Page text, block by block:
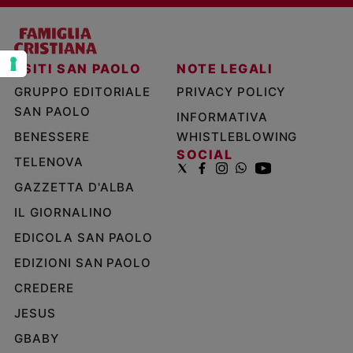
Chi
Pubblicità
Redazione
Social
I SITI SAN PAOLO
GRUPPO EDITORIALE
SAN PAOLO
BENESSERE
TELENOVA
GAZZETTA D'ALBA
IL GIORNALINO
EDICOLA SAN PAOLO
EDIZIONI SAN PAOLO
CREDERE
JESUS
GBABY
NOTE LEGALI
PRIVACY POLICY
INFORMATIVA
WHISTLEBLOWING
SOCIAL